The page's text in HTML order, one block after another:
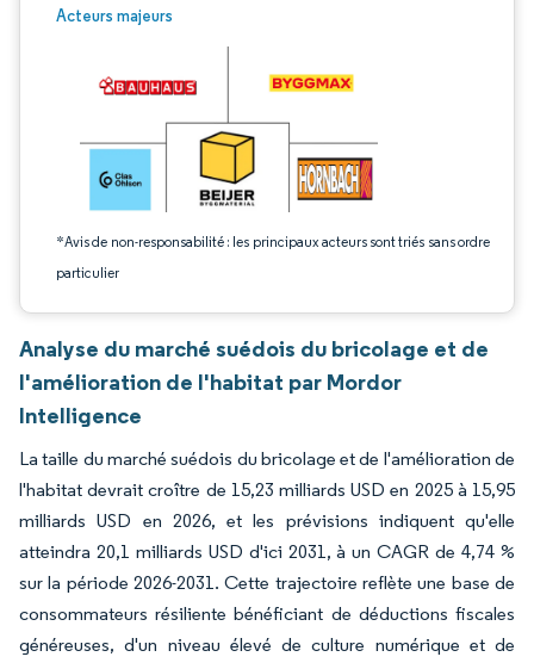
Acteurs majeurs
*Avis de non-responsabilité : les principaux acteurs sont triés sans ordre
particulier
Image © Mordor Intelligence. La réutilisation nécessite une attribution sous CC
Analyse du marché suédois du bricolage et de
l'amélioration de l'habitat par Mordor
Intelligence
La taille du marché suédois du bricolage et de l'amélioration de
l'habitat devrait croître de 15,23 milliards USD en 2025 à 15,95
milliards USD en 2026, et les prévisions indiquent qu'elle
atteindra 20,1 milliards USD d'ici 2031, à un CAGR de 4,74 %
sur la période 2026-2031. Cette trajectoire reflète une base de
consommateurs résiliente bénéficiant de déductions fiscales
généreuses, d'un niveau élevé de culture numérique et de